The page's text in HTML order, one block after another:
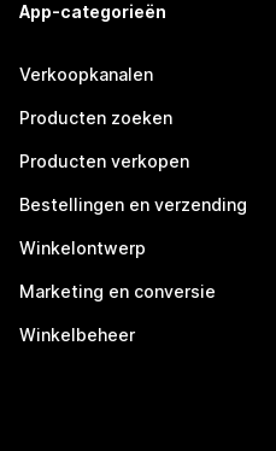
App-categorieën
Verkoopkanalen
Producten zoeken
Producten verkopen
Bestellingen en verzending
Winkelontwerp
Marketing en conversie
Winkelbeheer